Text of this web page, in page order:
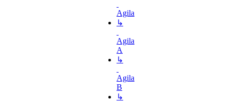
Agila
↳
Agila
A
↳
Agila
B
↳